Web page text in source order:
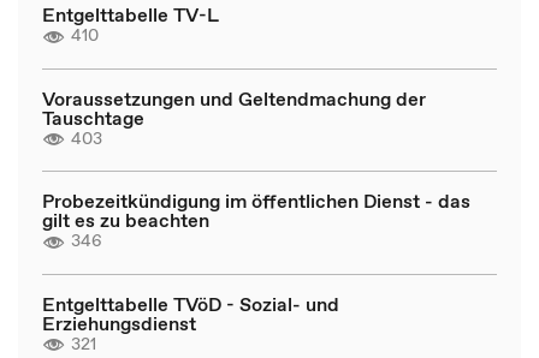
Entgelttabelle TV-L
410
Voraussetzungen und Geltendmachung der
Tauschtage
403
Probezeitkündigung im öffentlichen Dienst - das
gilt es zu beachten
346
Entgelttabelle TVöD - Sozial- und
Erziehungsdienst
321